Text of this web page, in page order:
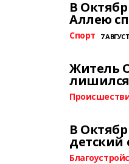
В
Аллею
Спорт 7
Житель
лишился
В
детский